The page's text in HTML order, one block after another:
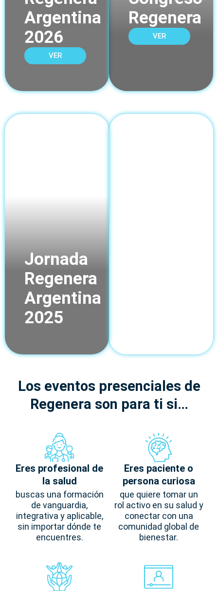
Argentina
2026
VER
Regenera
VER
Jornada
Regenera
Argentina
2025
Los eventos presenciales de
Regenera son para ti si…
Eres profesional de
la salud
buscas una formación
de vanguardia,
integrativa y aplicable,
sin importar dónde te
encuentres.
Eres paciente o
persona curiosa
que quiere tomar un
rol activo en su salud y
conectar con una
comunidad global de
bienestar.